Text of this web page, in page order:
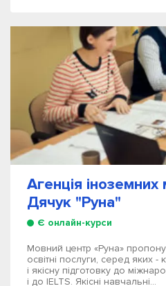
Агенція іноземних
Дячук "Руна"
Є онлайн-курси
Мовний центр «Руна»
освітні послуги, серед яких
і якісну підготовку до
і до IELTS. Якісні навчальні...